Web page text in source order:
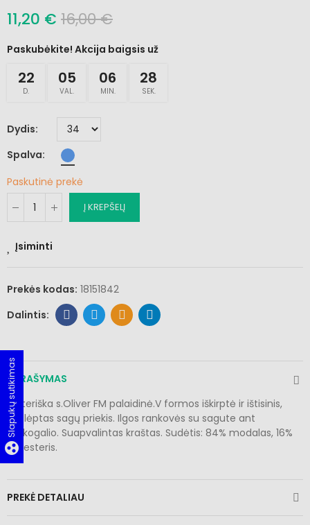
11,20 € 16,00 €
Paskubėkite! Akcija baigsis už
22
D.
05
VAL.
06
MIN.
28
SEK.
Dydis
Spalva
Paskutinė prekė
Į KREPŠELĮ
Įsiminti
Prekės kodas: 18151842
APRAŠYMAS
Moteriška s.Oliver FM palaidinė.V formos iškirptė ir ištisinis,
paslėptas sagų priekis. Ilgos rankovės su sagute ant
rankogalio. Suapvalintas kraštas. Sudėtis: 84% modalas, 16%
poliesteris.
PREKĖ DETALIAU
group_work
Slapukų sutikimas